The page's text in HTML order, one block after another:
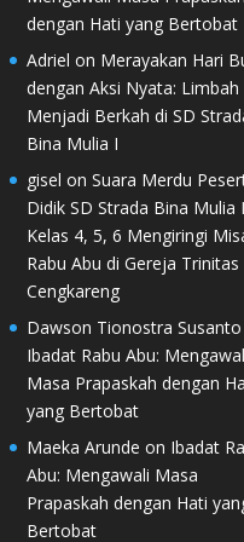
dengan Hati yang Bertobat
Adriel on Merayakan Hari
dengan Aksi Nyata: Limbah
Menjadi Berkah di SD
Bina Mulia I
gisel on Suara Merdu
Didik SD Strada Bina Mulia
Kelas 4, 5, 6 Mengiringi
Rabu Abu di Gereja Trinitas
Cengkareng
Dawson Tionostra Susanto
Ibadat Rabu Abu:
Masa Prapaskah dengan
yang Bertobat
Maeka Arunde on Ibadat
Abu: Mengawali Masa
Prapaskah dengan Hati
Bertobat